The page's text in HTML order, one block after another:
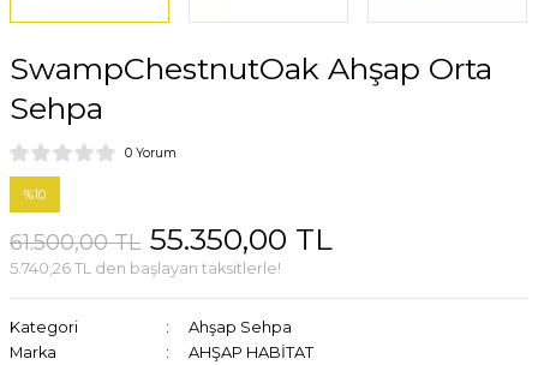
SwampChestnutOak Ahşap Orta
Sehpa
0 Yorum
%10
61.500,00 TL 55.350,00 TL
5.740,26 TL den başlayan taksitlerle!
Kategori
Ahşap Sehpa
Marka
AHŞAP HABİTAT